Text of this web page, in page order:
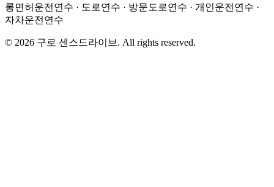
롱면허운전연수 · 도로연수 · 방문도로연수 · 개인운전연수 ·
자차운전연수
© 2026 구로 센스드라이브 . All rights reserved.